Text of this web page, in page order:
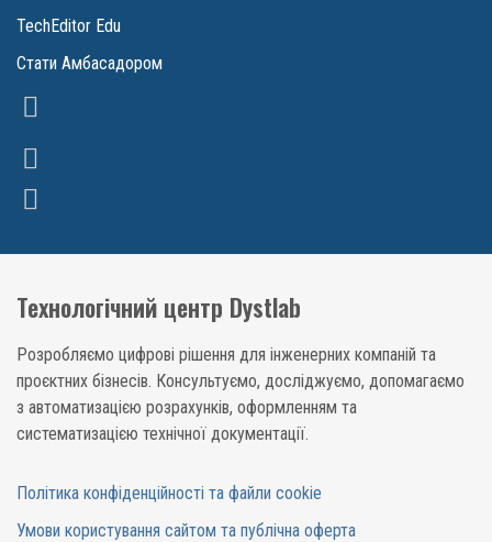
TechEditor Edu
Стати Амбасадором
Технологічний центр Dystlab
Розробляємо цифрові рішення для інженерних компаній та
проєктних бізнесів. Консультуємо, досліджуємо, допомагаємо
з автоматизацією розрахунків, оформленням та
систематизацією технічної документації.
Політика конфіденційності та файли cookie
Умови користування сайтом та публічна оферта